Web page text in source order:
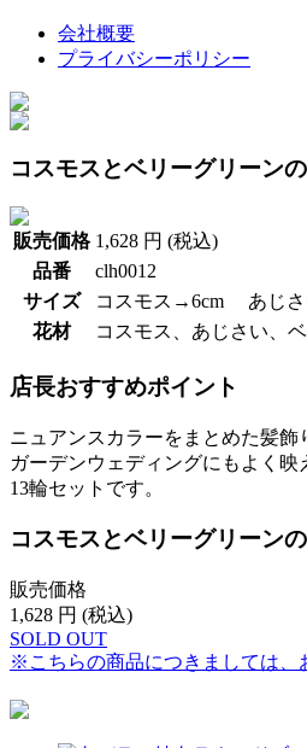
会社概要
プライバシーポリシー
コスモスとベリーグリーン
販売価格 1,628 円 (税込)
品番
clh0012
サイズ
コスモス→6cm あじ
花材
コスモス、あじさい、
店長おすすめポイント
ニュアンスカラーをまとめた髪飾
ガーデンウェディングにもよく映
13輪セットです。
コスモスとベリーグリーン
販売価格
1,628 円 (税込)
SOLD OUT
※こちらの商品につきましては、